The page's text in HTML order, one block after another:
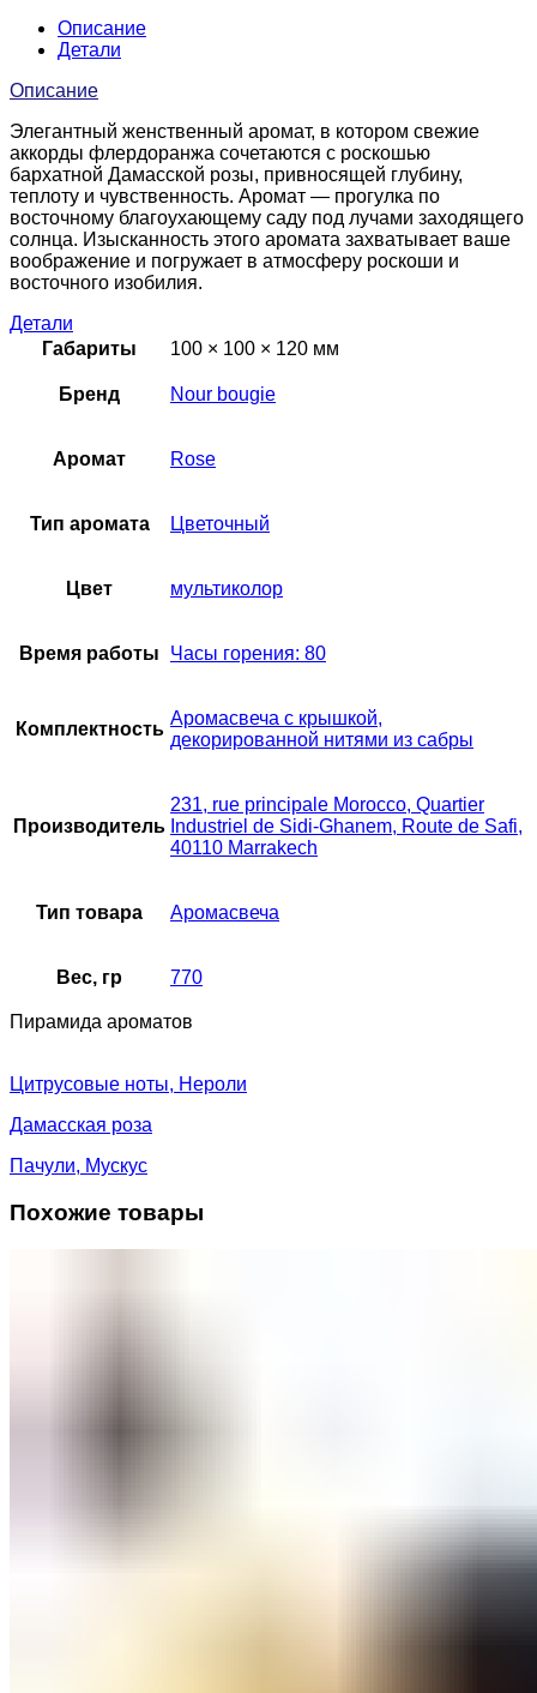
Описание
Детали
Описание
Элегантный женственный аромат, в котором свежие
аккорды флердоранжа сочетаются с роскошью
бархатной Дамасской розы, привносящей глубину,
теплоту и чувственность. Аромат — прогулка по
восточному благоухающему саду под лучами заходящего
солнца. Изысканность этого аромата захватывает ваше
воображение и погружает в атмосферу роскоши и
восточного изобилия.
Детали
Габариты
100 × 100 × 120 мм
Бренд Nour bougie
Аромат Rose
Тип аромата Цветочный
Цвет мультиколор
Время работы Часы горения: 80
Комплектность
Аромасвеча с крышкой,
декорированной нитями из сабры
Производитель
231, rue principale Morocco, Quartier
Industriel de Sidi-Ghanem, Route de Safi,
40110 Marrakech
Тип товара Аромасвеча
Вес, гр 770
Пирамида ароматов
Цитрусовые ноты, Нероли
Дамасская роза
Пачули, Мускус
Похожие товары